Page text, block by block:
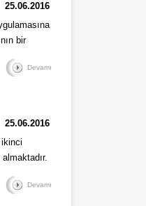
25.06.2016
bir
Devamı
25.06.2016
ikinci
Devamı